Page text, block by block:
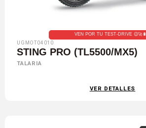
VEN POR TU TEST-DRIVE 😉🚀🔋
UGMOT04010
STING PRO (TL5500/MX5)
TALARIA
VER DETALLES